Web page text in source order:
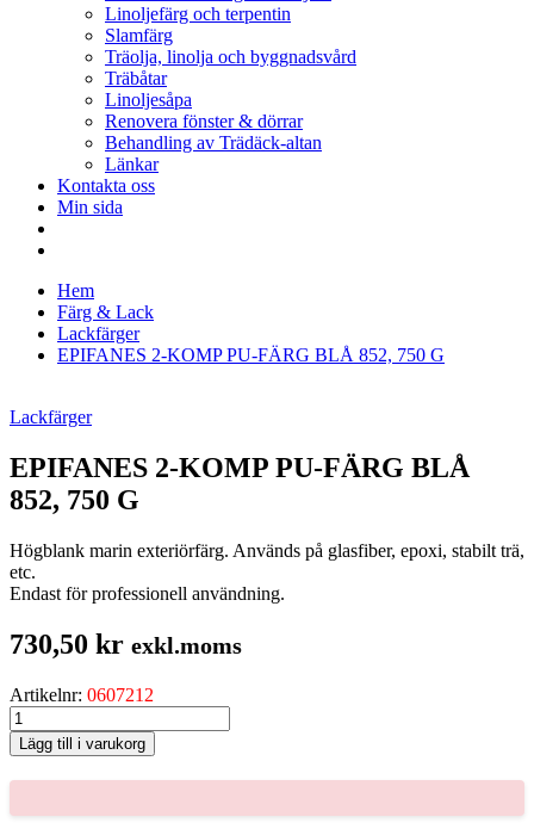
Linoljefärg och terpentin
Slamfärg
Träolja, linolja och byggnadsvård
Träbåtar
Linoljesåpa
Renovera fönster & dörrar
Behandling av Trädäck-altan
Länkar
Kontakta oss
Min sida
Hem
Färg & Lack
Lackfärger
EPIFANES 2-KOMP PU-FÄRG BLÅ 852, 750 G
Lackfärger
EPIFANES 2-KOMP PU-FÄRG BLÅ
852, 750 G
Högblank marin exteriörfärg. Används på glasfiber, epoxi, stabilt trä,
etc.
Endast för professionell användning.
730,50 kr exkl.moms
Artikelnr: 0607212
EPIFANES
2-
KOMP
PU-
BLÅ
Lägg till i varukorg